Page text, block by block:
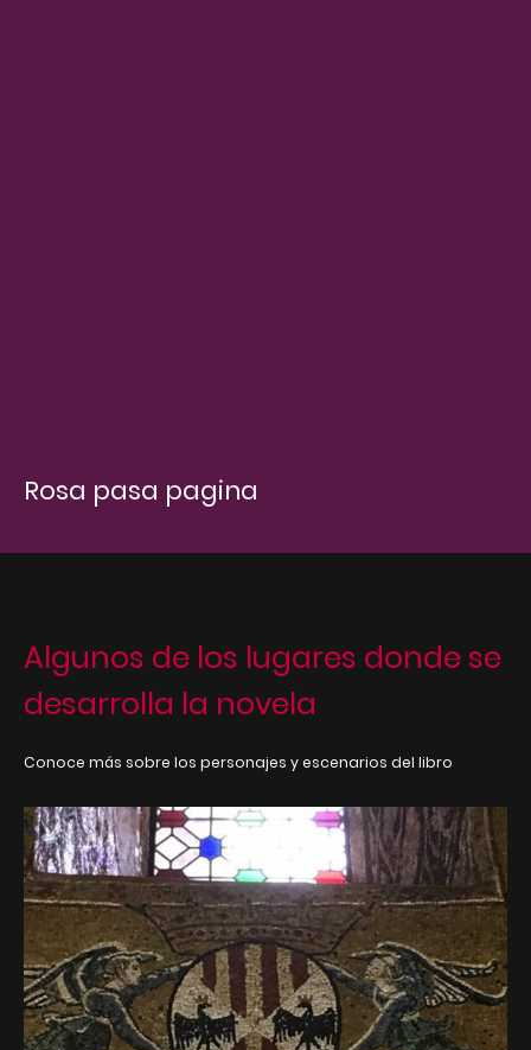
Rosa pasa pagina
Algunos de los lugares donde se
desarrolla la novela
Conoce más sobre los personajes y escenarios del libro